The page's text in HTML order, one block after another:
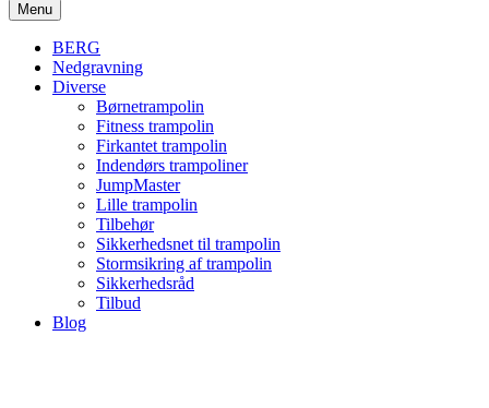
Menu
BERG
Nedgravning
Diverse
Børnetrampolin
Fitness trampolin
Firkantet trampolin
Indendørs trampoliner
JumpMaster
Lille trampolin
Tilbehør
Sikkerhedsnet til trampolin
Stormsikring af trampolin
Sikkerhedsråd
Tilbud
Blog